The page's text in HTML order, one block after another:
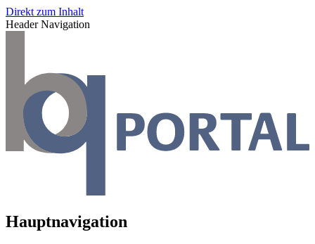
Direkt zum Inhalt
Header Navigation
Hauptnavigation